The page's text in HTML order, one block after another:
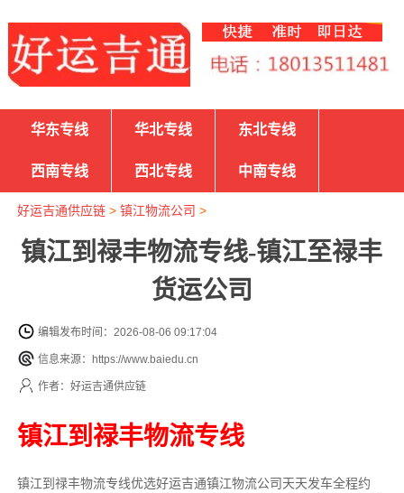
华东专线 华北专线 东北专线
西南专线 西北专线 中南专线
好运吉通供应链> 镇江物流公司 >
镇江到禄丰物流专线-镇江至禄丰
货运公司
编辑发布时间：2026-08-06 09:17:04
信息来源：https://www.baiedu.cn
作者：好运吉通供应链
镇江到禄丰物流专线
镇江到禄丰物流专线优选好运吉通镇江物流公司天天发车全程约